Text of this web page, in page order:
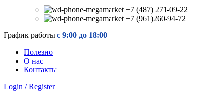
+7 (487) 271-09-22
+7 (961)260-94-72
График работы с 9:00 до 18:00
Полезно
О нас
Контакты
Login / Register